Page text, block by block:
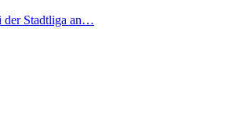
der Stadtliga an…